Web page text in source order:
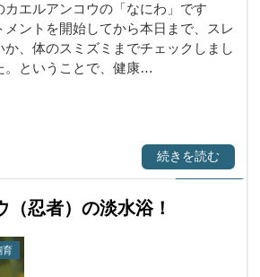
カエルアンコウの「なにわ」です
メントを開始してから本日まで、スレ
、体のスミズミまでチェックしまし
。ということで、健康…
続きを読む
（忍者）の淡水浴！
育